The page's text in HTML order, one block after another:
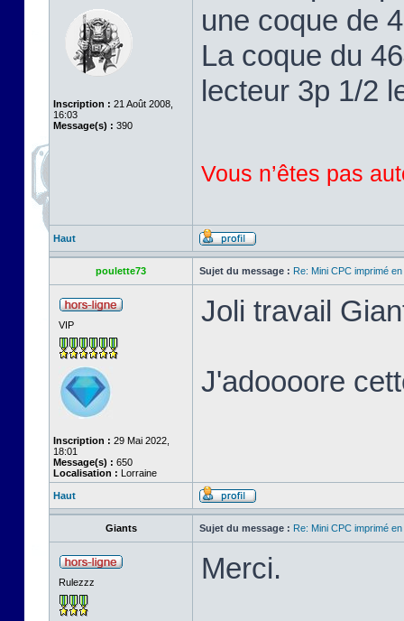
Inscription : 21 Août 2008,
16:03
Message(s) : 390
une coque de
La coque du
lecteur 3p 1/2
Vous n’êtes pas
Haut
poulette73 Sujet du message : Re: Mini CPC imprimé
VIP
Inscription : 29 Mai 2022,
18:01
Message(s) : 650
Localisation : Lorraine
Joli travail
J'adoooore
Haut
Giants Sujet du message : Re: Mini CPC imprimé
Rulezzz Merci.